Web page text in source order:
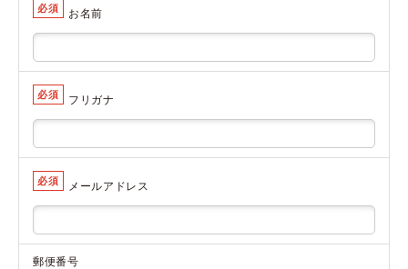
必須 お名前
必須 フリガナ
必須 メールアドレス
郵便番号